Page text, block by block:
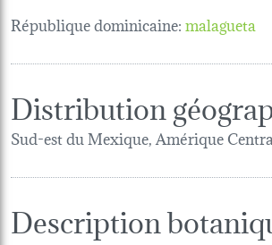
République dominicaine:malagueta
Distribution
Sud-est du Mexique, Amérique
Description